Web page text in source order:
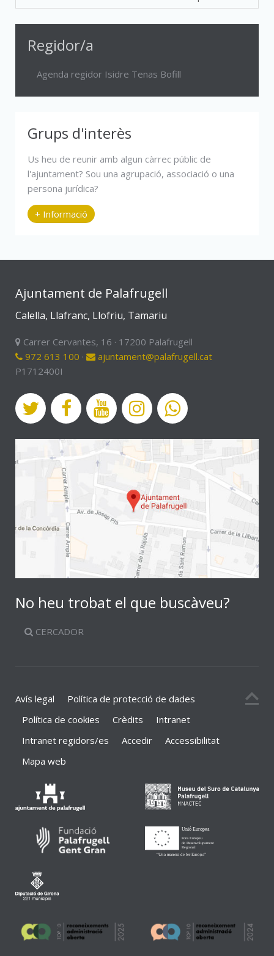
Regidor/a
Agenda regidor Isidre Tenas Bofill
Grups d'interès
Us heu de reunir amb algun càrrec públic de
l'ajuntament? Sou una agrupació, associació o una
persona jurídica?
+ Informació
Ajuntament de Palafrugell
Calella, Llafranc, Llofriu, Tamariu
Carrer Cervantes, 16 · 17200 Palafrugell
972 613 100 ·
ajuntament@palafrugell.cat
P1712400I
No heu trobat el que buscàveu?
CERCADOR
Avís legal
Política de protecció de dades
Política de cookies
Crèdits
Intranet
Intranet regidors/es
Accedir
Accessibilitat
Mapa web